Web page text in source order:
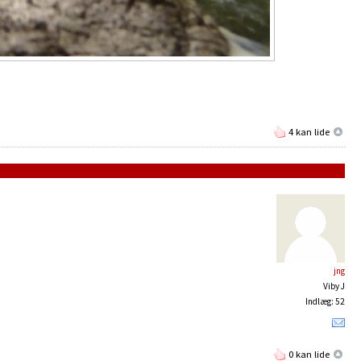
4 kan lide
jng
Viby J
Indlæg: 52
0 kan lide